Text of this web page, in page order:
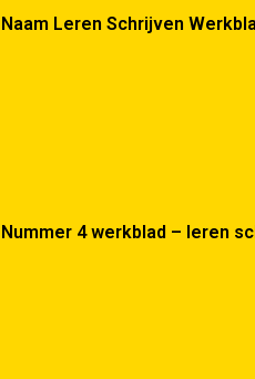
Naam Leren Schrijven
Nummer 4 werkblad – leren